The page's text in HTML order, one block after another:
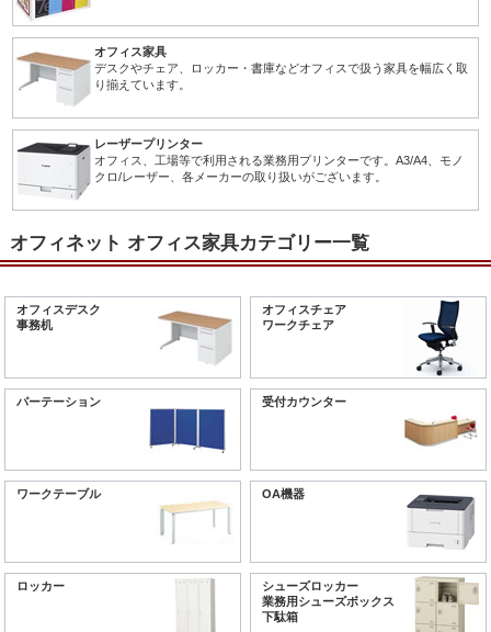
オフィス家具
デスクやチェア、ロッカー・書庫などオフィスで扱う家具を幅広く取
り揃えています。
レーザープリンター
オフィス、工場等で利用される業務用プリンターです。A3/A4、モノ
クロ/レーザー、各メーカーの取り扱いがございます。
オフィネット オフィス家具カテゴリー一覧
オフィスデスク
事務机
オフィスチェア
ワークチェア
パーテーション 受付カウンター
ワークテーブル OA機器
ロッカー
シューズロッカー
業務用シューズボックス
下駄箱